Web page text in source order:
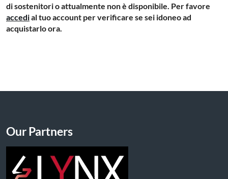
di sostenitori o attualmente non è disponibile. Per favore
accedial tuo account per verificare se sei idoneo ad
acquistarlo ora.
Our Partners